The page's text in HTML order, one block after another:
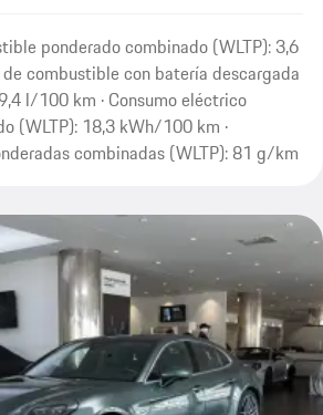
ponderado combinado (WLTP): 3,6
combustible con batería descargada
l/100 km · Consumo eléctrico
(WLTP): 18,3 kWh/100 km ·
combinadas (WLTP): 81 g/km